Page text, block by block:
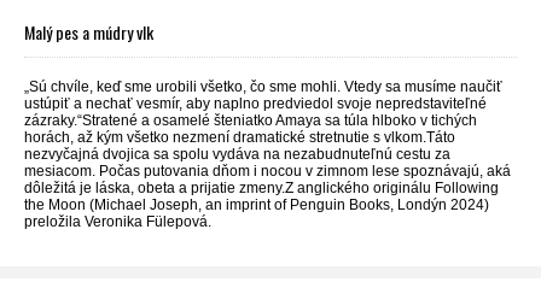
Malý pes a múdry vlk
„Sú chvíle, keď sme urobili všetko, čo sme mohli. Vtedy sa musíme naučiť
ustúpiť a nechať vesmír, aby naplno predviedol svoje nepredstaviteľné
zázraky.“Stratené a osamelé šteniatko Amaya sa túla hlboko v tichých
horách, až kým všetko nezmení dramatické stretnutie s vlkom.Táto
nezvyčajná dvojica sa spolu vydáva na nezabudnuteľnú cestu za
mesiacom. Počas putovania dňom i nocou v zimnom lese spoznávajú, aká
dôležitá je láska, obeta a prijatie zmeny.Z anglického originálu Following
the Moon (Michael Joseph, an imprint of Penguin Books, Londýn 2024)
preložila Veronika Fülepová.